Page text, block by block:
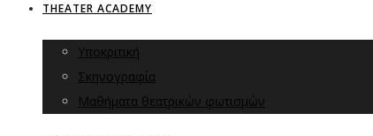
THEATER ACADEMY
Υποκριτική
Σκηνογραφία
Μαθήματα θεατρικών φωτισμών